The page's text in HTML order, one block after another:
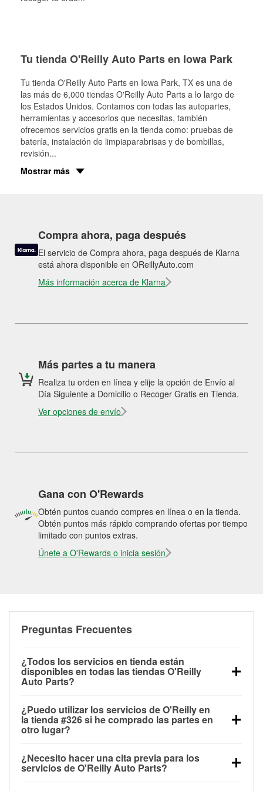
Tu tienda O'Reilly Auto Parts en Iowa Park
Tu tienda O'Reilly Auto Parts en Iowa Park, TX es una de
las más de 6,000 tiendas O'Reilly Auto Parts a lo largo de
los Estados Unidos. Contamos con todas las autopartes,
herramientas y accesorios que necesitas, también
ofrecemos servicios gratis en la tienda como: pruebas de
batería, instalación de limpiaparabrisas y de bombillas,
revisión...
Mostrar más
Compra ahora, paga después
El servicio de Compra ahora, paga después de Klarna
está ahora disponible en OReillyAuto.com
Más información acerca de Klarna
Más partes a tu manera
Realiza tu orden en línea y elije la opción de Envío al
Día Siguiente a Domicilio o Recoger Gratis en Tienda.
Ver opciones de envío
Gana con O'Rewards
Obtén puntos cuando compres en línea o en la tienda.
Obtén puntos más rápido comprando ofertas por tiempo
limitado con puntos extras.
Únete a O'Rewards o inicia sesión
Preguntas Frecuentes
¿Todos los servicios en tienda están
disponibles en todas las tiendas O'Reilly
Auto Parts?
las pruebas de batería, pruebas de alternador y
motor de arranque, revisión de la luz “Check Engine”
con O'Reilly VeriScan® e instalación de
limpiaparabrisas o bombillas, están disponibles en
todas las tiendas O'Reilly Auto Parts. La tienda
¿Puedo utilizar los servicios de O'Reilly en
la tienda #326 si he comprado las partes en
otro lugar?
de O'Reilly Auto Parts que estén disponibles en la
tienda #326 de Iowa Park, TX aunque hayas
¿Necesito hacer una cita previa para los
servicios de O'Reilly Auto Parts?